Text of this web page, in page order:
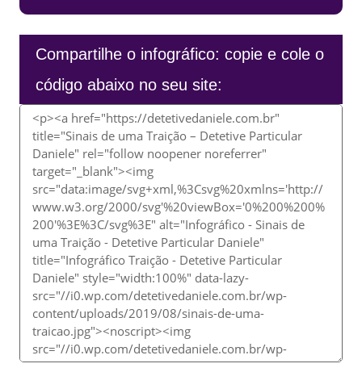
Compartilhe o infográfico: copie e cole o
código abaixo no seu site: